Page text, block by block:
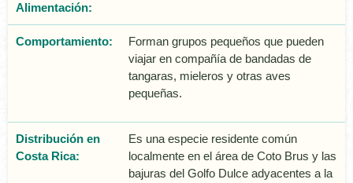
Alimentación:
Comportamiento:
Forman grupos pequeños que pueden
viajar en compañía de bandadas de
tangaras, mieleros y otras aves
pequeñas.
Distribución en
Costa Rica:
Es una especie residente común
localmente en el área de Coto Brus y las
bajuras del Golfo Dulce adyacentes a la